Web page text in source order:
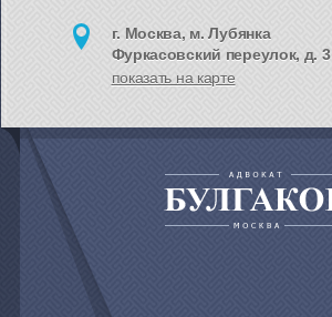
г. Москва, м. Лубянка
Фуркасовский переулок, д. 3
показать на карте